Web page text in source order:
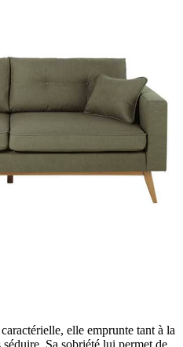
elle emprunte tant à la
Sa sobriété lui permet de